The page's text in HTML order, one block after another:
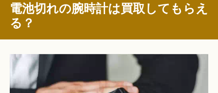
電池切れの腕時計は買取してもらえ
る？